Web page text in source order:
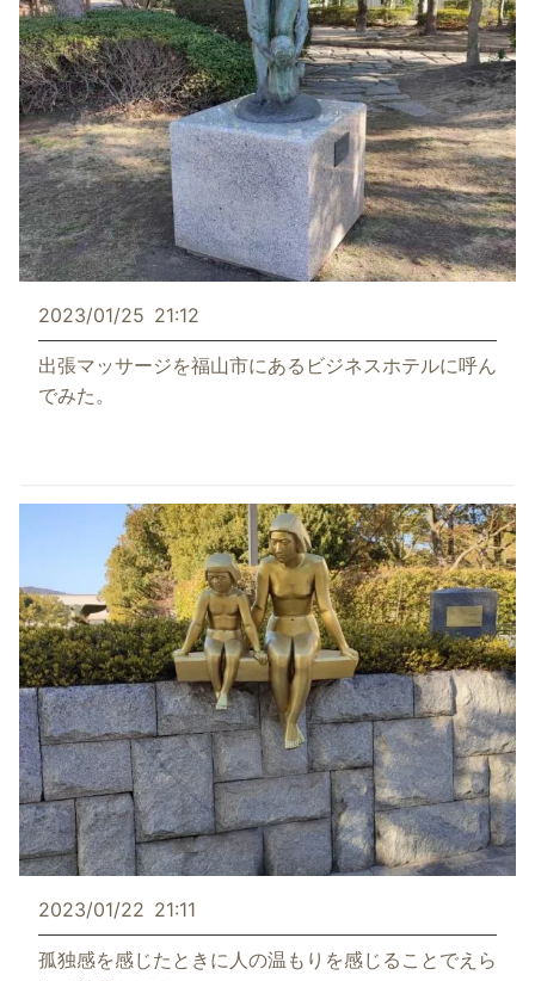
2023/01/25 21:12
出張マッサージを福山市にあるビジネスホテルに呼ん
でみた。
2023/01/22 21:11
孤独感を感じたときに人の温もりを感じることでえら